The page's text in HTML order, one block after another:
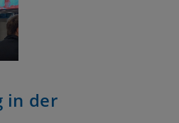
in der